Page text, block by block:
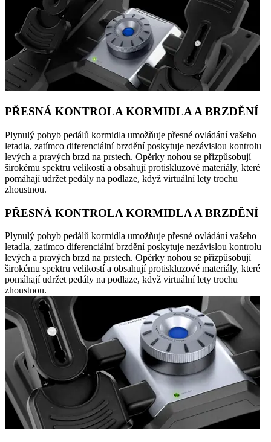
PŘESNÁ KONTROLA KORMIDLA A BRZDĚNÍ
Plynulý pohyb pedálů kormidla umožňuje přesné ovládání vašeho
letadla, zatímco diferenciální brzdění poskytuje nezávislou kontrolu
levých a pravých brzd na prstech. Opěrky nohou se přizpůsobují
širokému spektru velikostí a obsahují protiskluzové materiály, které
pomáhají udržet pedály na podlaze, když virtuální lety trochu
zhoustnou.
PŘESNÁ KONTROLA KORMIDLA A BRZDĚNÍ
Plynulý pohyb pedálů kormidla umožňuje přesné ovládání vašeho
letadla, zatímco diferenciální brzdění poskytuje nezávislou kontrolu
levých a pravých brzd na prstech. Opěrky nohou se přizpůsobují
širokému spektru velikostí a obsahují protiskluzové materiály, které
pomáhají udržet pedály na podlaze, když virtuální lety trochu
zhoustnou.